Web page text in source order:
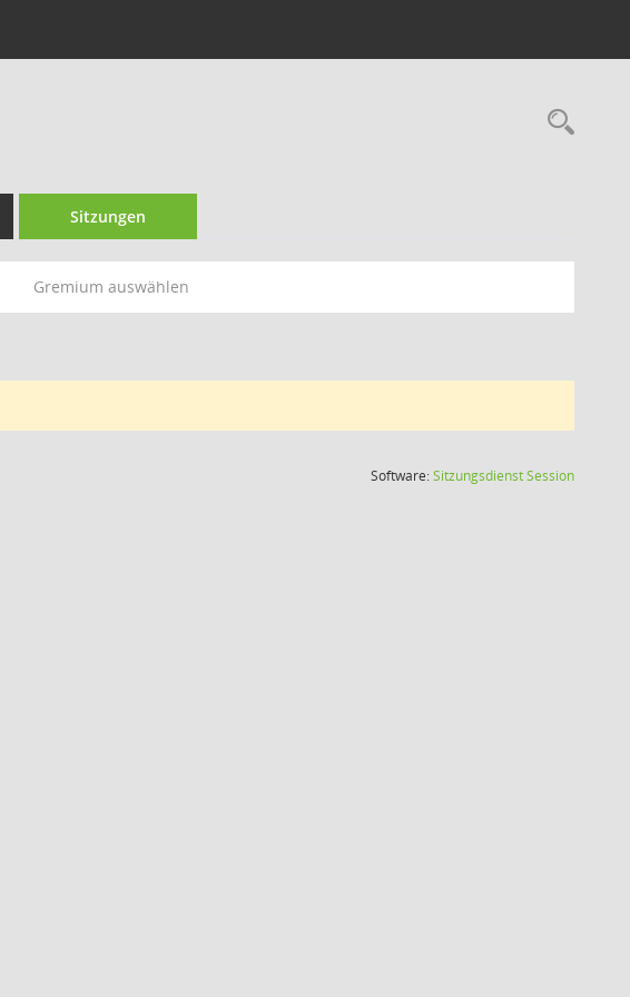
Sitzungen
Gremium auswählen
Software:SitzungsdienstSession(Wird in